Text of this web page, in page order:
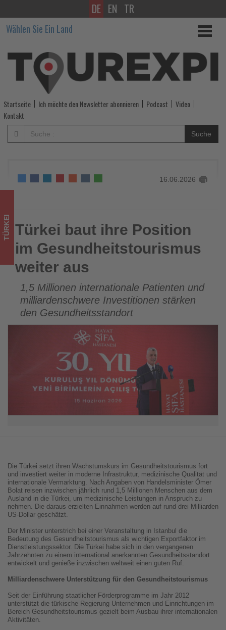
Türkei
baut
ihre
Position
im
Gesundheitstourismus
weiter
was
im
Tourismus
los
ist!
DE EN TR
Wählen Sie Ein Land
Startseite Ich möchte den Newsletter abonnieren Podcast
Video
Kontakt
Suche
16.06.2026
Türkei baut ihre Position im Gesundheitstourismus weiter
aus
TÜRKEI Türkei baut ihre Position
im Gesundheitstourismus
weiter aus
1,5 Millionen internationale Patienten und
milliardenschwere Investitionen stärken
den Gesundheitsstandort
Die Türkei setzt ihren Wachstumskurs im Gesundheitstourismus fort
und investiert weiter in moderne Infrastruktur, medizinische Qualität und
internationale Vermarktung. Nach Angaben von Handelsminister Ömer
Bolat reisen inzwischen jährlich rund 1,5 Millionen Menschen aus dem
Ausland in die Türkei, um medizinische Leistungen in Anspruch zu
nehmen. Die daraus erzielten Einnahmen werden auf rund drei Milliarden
US-Dollar geschätzt.
Der Minister unterstrich bei einer Veranstaltung in Istanbul die
Bedeutung des Gesundheitstourismus als wichtigen Exportfaktor im
Dienstleistungssektor. Die Türkei habe sich in den vergangenen
Jahrzehnten zu einem international anerkannten Gesundheitsstandort
entwickelt und genieße inzwischen weltweit einen guten Ruf.
Milliardenschwere Unterstützung für den Gesundheitstourismus
Seit der Einführung staatlicher Förderprogramme im Jahr 2012
unterstützt die türkische Regierung Unternehmen und Einrichtungen im
Bereich Gesundheitstourismus gezielt beim Ausbau ihrer internationalen
Aktivitäten.